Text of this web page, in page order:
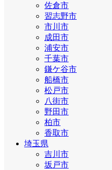
佐倉市
習志野市
市川市
成田市
浦安市
千葉市
鎌ケ谷市
船橋市
松戸市
八街市
野田市
柏市
香取市
埼玉県
吉川市
坂戸市